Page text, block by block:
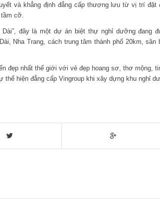
và khẳng định đẳng cấp thượng lưu từ vị trí
cỡ.
Dài”, đây là một dự án biệt thự nghỉ dưỡng đang
Nha Trang, cách trung tâm thành phố 20km,
đẹp nhất thế giới với vẻ đẹp hoang sơ, thơ mộng,
thể hiện đẳng cấp Vingroup khi xây dựng khu nghỉ